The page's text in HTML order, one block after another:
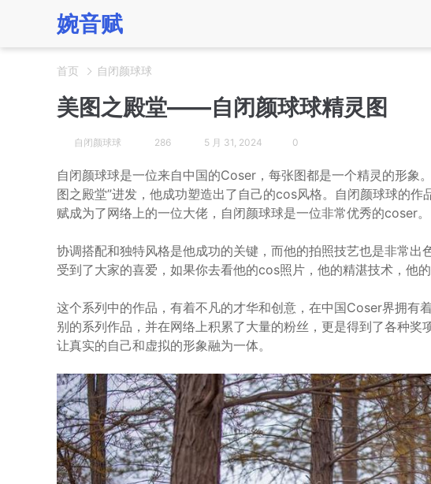
婉音赋
首页 自闭颜球球
美图之殿堂——自闭颜球球精灵图
自闭颜球球 286 5 月 31, 2024 0
自闭颜球球是一位来自中国的Coser，每张图都是一个精灵的形象
图之殿堂”进发，他成功塑造出了自己的cos风格。自闭颜球球的
赋成为了网络上的一位大佬，自闭颜球球是一位非常优秀的coser。
协调搭配和独特风格是他成功的关键，而他的拍照技艺也是非常出
受到了大家的喜爱，如果你去看他的cos照片，他的精湛技术，他
这个系列中的作品，有着不凡的才华和创意，在中国Coser界拥有
别的系列作品，并在网络上积累了大量的粉丝，更是得到了各种
让真实的自己和虚拟的形象融为一体。